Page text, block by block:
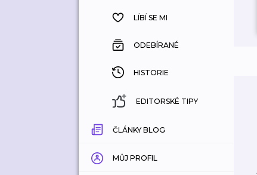
HISTORIE
LÍBÍ SE MI
ODEBÍRANÉ
HISTORIE
EDITORSKÉ TIPY
ČLÁNKY BLOG
MŮJ PROFIL